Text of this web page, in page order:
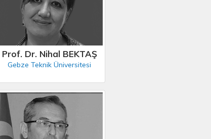
Prof. Dr. Nihal BEKTAŞ
Gebze Teknik Üniversitesi